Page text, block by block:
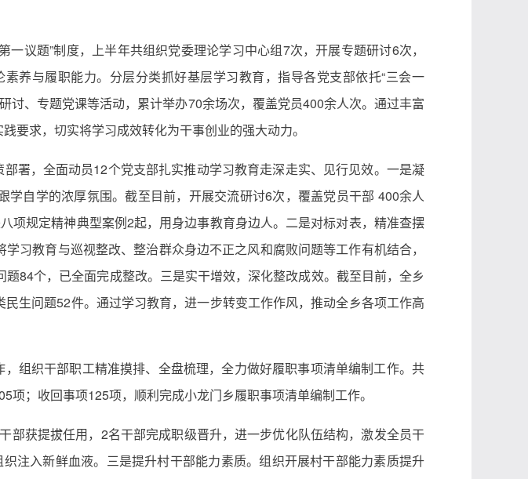
议题”制度，上半年共组织党委理论学习中心组7次，开展专题研讨6次，
养与履职能力。分层分类抓好基层学习教育，指导各党支部依托“三会一
讨、专题党课等活动，累计举办70余场次，覆盖党员400余人次。通过丰富
要求，切实将学习成效转化为干事创业的强大动力。
署，全面动员12个党支部扎实推动学习教育走深走实、见行见效。一是凝
自学的浓厚氛围。截至目前，开展交流研讨6次，覆盖党员干部 400余人
项规定精神典型案例2起，用身边事教育身边人。二是对标对表，精准查摆
习教育与巡视整改、整治群众身边不正之风和腐败问题等工作有机结合，
84个，已全面完成整改。三是实干增效，深化整改成效。截至目前，全乡
生问题52件。通过学习教育，进一步转变工作作风，推动全乡各项工作高
组织干部职工精准摸排、全盘梳理，全力做好履职事项清单编制工作。共
；收回事项125项，顺利完成小龙门乡履职事项清单编制工作。
获提拔任用，2名干部完成职级晋升，进一步优化队伍结构，激发全员干
注入新鲜血液。三是提升村干部能力素质。组织开展村干部能力素质提升